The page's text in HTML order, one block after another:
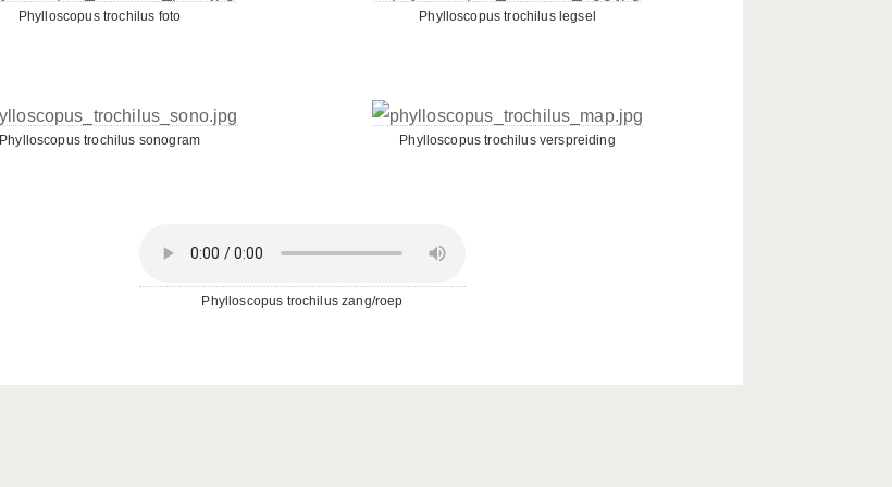
Phylloscopus trochilus foto Phylloscopus trochilus legsel
Phylloscopus trochilus sonogram Phylloscopus trochilus verspreiding
Phylloscopus trochilus zang/roep